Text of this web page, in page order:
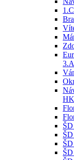
HK